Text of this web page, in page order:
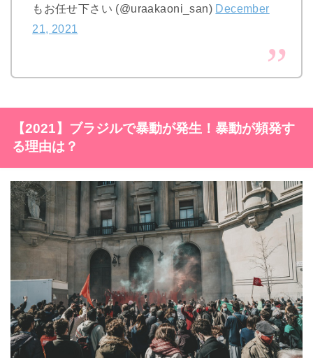
もお任せ下さい (@uraakaoni_san) December
21, 2021
【2021】ブラジルで暴動が発生！暴動が頻発す
る理由は？